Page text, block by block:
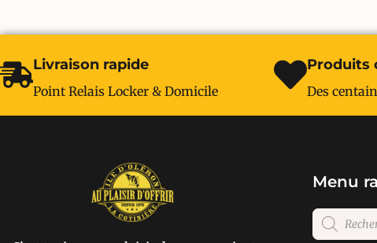
Livraison rapide
Point Relais Locker & Domicile
Produits
Des
Menu